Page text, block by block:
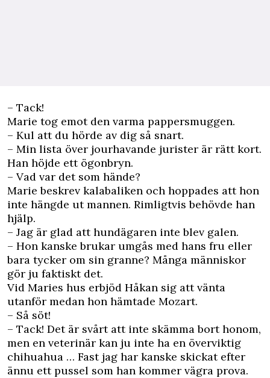
– Tack!
Marie tog emot den varma pappersmuggen.
– Kul att du hörde av dig så snart.
– Min lista över jourhavande jurister är rätt kort.
Han höjde ett ögonbryn.
– Vad var det som hände?
Marie beskrev kalabaliken och hoppades att hon
inte hängde ut mannen. Rimligtvis behövde han
hjälp.
– Jag är glad att hundägaren inte blev galen.
– Hon kanske brukar umgås med hans fru eller
bara tycker om sin granne? Många människor
gör ju faktiskt det.
Vid Maries hus erbjöd Håkan sig att vänta
utanför medan hon hämtade Mozart.
– Så söt!
– Tack! Det är svårt att inte skämma bort honom,
men en veterinär kan ju inte ha en överviktig
chihuahua … Fast jag har kanske skickat efter
ännu ett pussel som han kommer vägra prova.